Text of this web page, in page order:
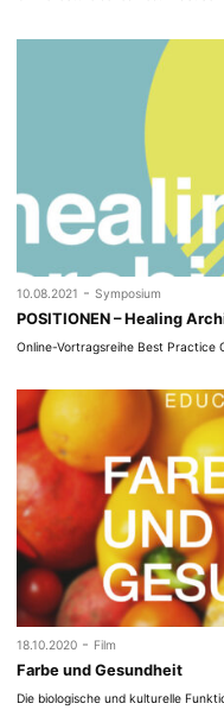
10.08.2021 - Symposium
POSITIONEN – Healing
Online-Vortragsreihe Best Practice
18.10.2020 - Film
Farbe und Gesundheit
Die biologische und kulturelle